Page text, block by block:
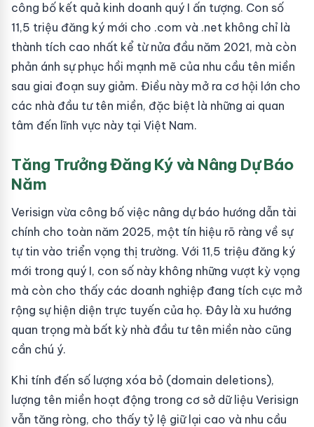
công bố kết quả kinh doanh quý I ấn tượng. Con số
11,5 triệu đăng ký mới cho .com và .net không chỉ là
thành tích cao nhất kể từ nửa đầu năm 2021, mà còn
phản ánh sự phục hồi mạnh mẽ của nhu cầu tên miền
sau giai đoạn suy giảm. Điều này mở ra cơ hội lớn cho
các nhà đầu tư tên miền, đặc biệt là những ai quan
tâm đến lĩnh vực này tại Việt Nam.
Tăng Trưởng Đăng Ký và Nâng Dự Báo
Năm
Verisign vừa công bố việc nâng dự báo hướng dẫn tài
chính cho toàn năm 2025, một tín hiệu rõ ràng về sự
tự tin vào triển vọng thị trường. Với 11,5 triệu đăng ký
mới trong quý I, con số này không những vượt kỳ vọng
mà còn cho thấy các doanh nghiệp đang tích cực mở
rộng sự hiện diện trực tuyến của họ. Đây là xu hướng
quan trọng mà bất kỳ nhà đầu tư tên miền nào cũng
cần chú ý.
Khi tính đến số lượng xóa bỏ (domain deletions),
lượng tên miền hoạt động trong cơ sở dữ liệu Verisign
vẫn tăng ròng, cho thấy tỷ lệ giữ lại cao và nhu cầu